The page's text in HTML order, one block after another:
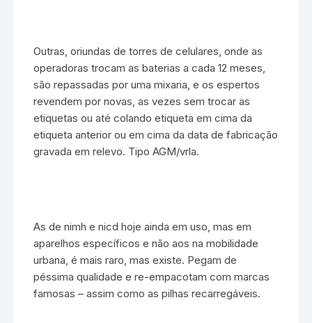
Outras, oriundas de torres de celulares, onde as
operadoras trocam as baterias a cada 12 meses,
são repassadas por uma mixaria, e os espertos
revendem por novas, as vezes sem trocar as
etiquetas ou até colando etiqueta em cima da
etiqueta anterior ou em cima da data de fabricação
gravada em relevo. Tipo AGM/vrla.
As de nimh e nicd hoje ainda em uso, mas em
aparelhos específicos e não aos na mobilidade
urbana, é mais raro, mas existe. Pegam de
péssima qualidade e re-empacotam com marcas
famosas – assim como as pilhas recarregáveis.